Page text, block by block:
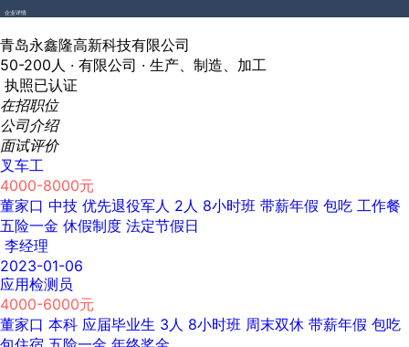
企业详情
青岛永鑫隆高新科技有限公司
50-200人 · 有限公司 · 生产、制造、加工
执照已认证
在招职位
公司介绍
面试评价
叉车工
4000-8000元
董家口 中技 优先退役军人 2人 8小时班 带薪年假 包吃 工作餐
五险一金 休假制度 法定节假日
李经理
2023-01-06
应用检测员
4000-6000元
董家口 本科 应届毕业生 3人 8小时班 周末双休 带薪年假 包吃